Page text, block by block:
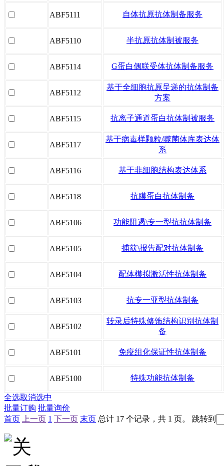
ABF5111 自体抗原抗体制备服务
ABF5110 半抗原抗体制被服务
ABF5114 G蛋白偶联受体抗体制备服务
ABF5112
基于全细胞抗原呈递的抗体制备
方案
ABF5115 抗离子通道蛋白抗体制被服务
ABF5117
基于病毒样颗粒/噬菌体库表达体
系
ABF5116 基于非细胞结构表达体系
ABF5118 抗膜蛋白抗体制备
ABF5106 功能阻遏\专一型抗抗体制备
ABF5105 捕获\报告配对抗体制备
ABF5104 配体模拟激活性抗体制备
ABF5103 抗专一亚型抗体制备
ABF5102
转录后特殊修饰结构识别抗体制
备
ABF5101 免疫组化保证性抗体制备
ABF5100 特殊功能抗体制备
全选取消选中
批量订购 批量询价
首页 上一页 1 下一页 末页 总计 17 个记录，共 1 页。 跳转到